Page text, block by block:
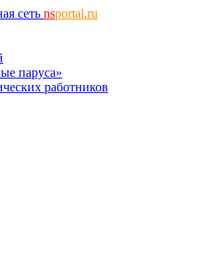
сеть nsportal.ru
паруса»
работников